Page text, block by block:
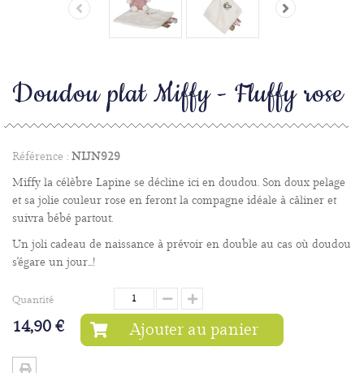
Doudou plat Miffy - Fluffy rose
Référence : NIJN929
Miffy la célèbre Lapine se décline ici en doudou. Son doux pelage
et sa jolie couleur rose en feront la compagne idéale à câliner et
suivra bébé partout.
Un joli cadeau de naissance à prévoir en double au cas où doudou
s'égare un jour...!
Quantité
14,90 € Ajouter au panier